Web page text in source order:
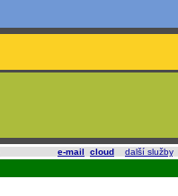
e-mail cloud další služby.